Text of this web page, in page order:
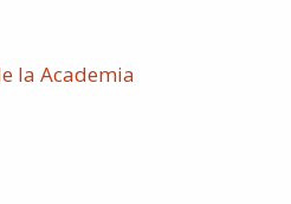
la Academia